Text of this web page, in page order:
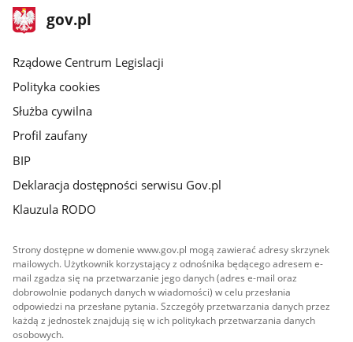
stopka
gov.plStrona
gov.pl
Rządowe Centrum Legislacji
Polityka cookies
Służba cywilna
Profil zaufany
BIP
Deklaracja dostępności serwisu Gov.pl
Klauzula RODO
Strony dostępne w domenie www.gov.pl mogą zawierać adresy skrzynek
mailowych. Użytkownik korzystający z odnośnika będącego adresem e-
mail zgadza się na przetwarzanie jego danych (adres e-mail oraz
dobrowolnie podanych danych w wiadomości) w celu przesłania
odpowiedzi na przesłane pytania. Szczegóły przetwarzania danych przez
każdą z jednostek znajdują się w ich politykach przetwarzania danych
osobowych.